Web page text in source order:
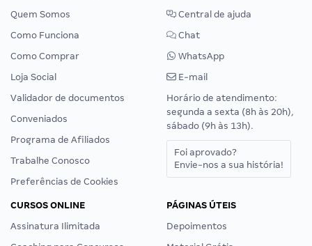
Quem Somos
Como Funciona
Como Comprar
Loja Social
Validador de documentos
Conveniados
Programa de Afiliados
Trabalhe Conosco
Preferências de Cookies
Central de ajuda
Chat
WhatsApp
E-mail
Horário de atendimento:
segunda a sexta (8h às 20h),
sábado (9h às 13h).
Foi aprovado?
Envie-nos a sua história!
CURSOS ONLINE
Assinatura Ilimitada
PÁGINAS ÚTEIS
Depoimentos